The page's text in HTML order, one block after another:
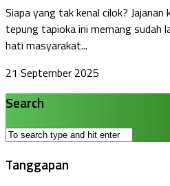
Siapa yang tak kenal cilok? Jajanan
tepung tapioka ini memang sudah
hati masyarakat...
21 September 2025
Search
Tanggapan